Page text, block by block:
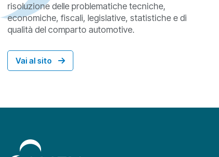
risoluzione delle problematiche tecniche,
economiche, fiscali, legislative, statistiche e di
qualità del comparto automotive.
Vai al sito